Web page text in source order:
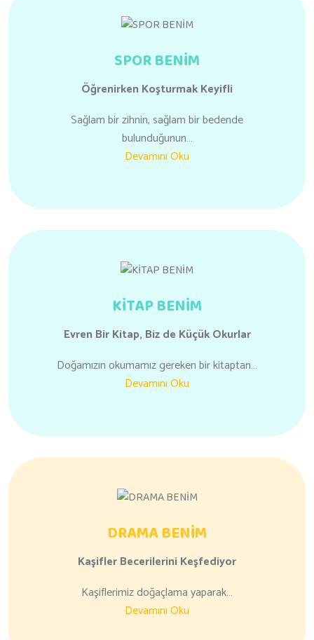
SPOR BENİM
Öğrenirken Koşturmak Keyifli
Sağlam bir zihnin, sağlam bir bedende
bulunduğunun…
Devamını Oku
KİTAP BENİM
Evren Bir Kitap, Biz de Küçük Okurlar
Doğamızın okumamız gereken bir kitaptan…
Devamını Oku
DRAMA BENİM
KaşiflerBecerilerini Keşfediyor
Kaşiflerimiz doğaçlama yaparak…
Devamını Oku